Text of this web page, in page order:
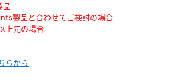
品
製品と合わせてご検討の場合
上先の場合
らから